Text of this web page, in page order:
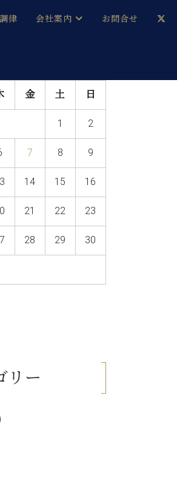
律
ンター
会社案内
採用情報
ベヒシュタイン・サロン会員
ベヒシュタイン・ジャパンブログ
お問合せ
金 土 日
1 2
7 8 9
14 15 16
21 22 23
28 29 30
リー